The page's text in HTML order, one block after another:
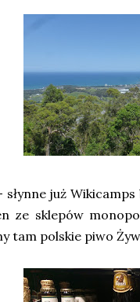
już
ze sklepów
tam polskie piwo